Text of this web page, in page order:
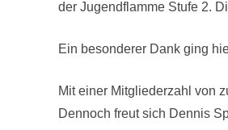
der Jugendflamme Stufe 2.
Ein besonderer Dank ging
Mit einer Mitgliederzahl von
Dennoch freut sich Dennis